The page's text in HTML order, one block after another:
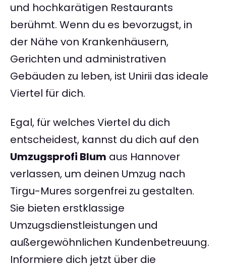
und hochkarätigen Restaurants
berühmt. Wenn du es bevorzugst, in
der Nähe von Krankenhäusern,
Gerichten und administrativen
Gebäuden zu leben, ist Unirii das ideale
Viertel für dich.
Egal, für welches Viertel du dich
entscheidest, kannst du dich auf den
Umzugsprofi Blum aus Hannover
verlassen, um deinen Umzug nach
Tirgu-Mures sorgenfrei zu gestalten.
Sie bieten erstklassige
Umzugsdienstleistungen und
außergewöhnlichen Kundenbetreuung.
Informiere dich jetzt über die